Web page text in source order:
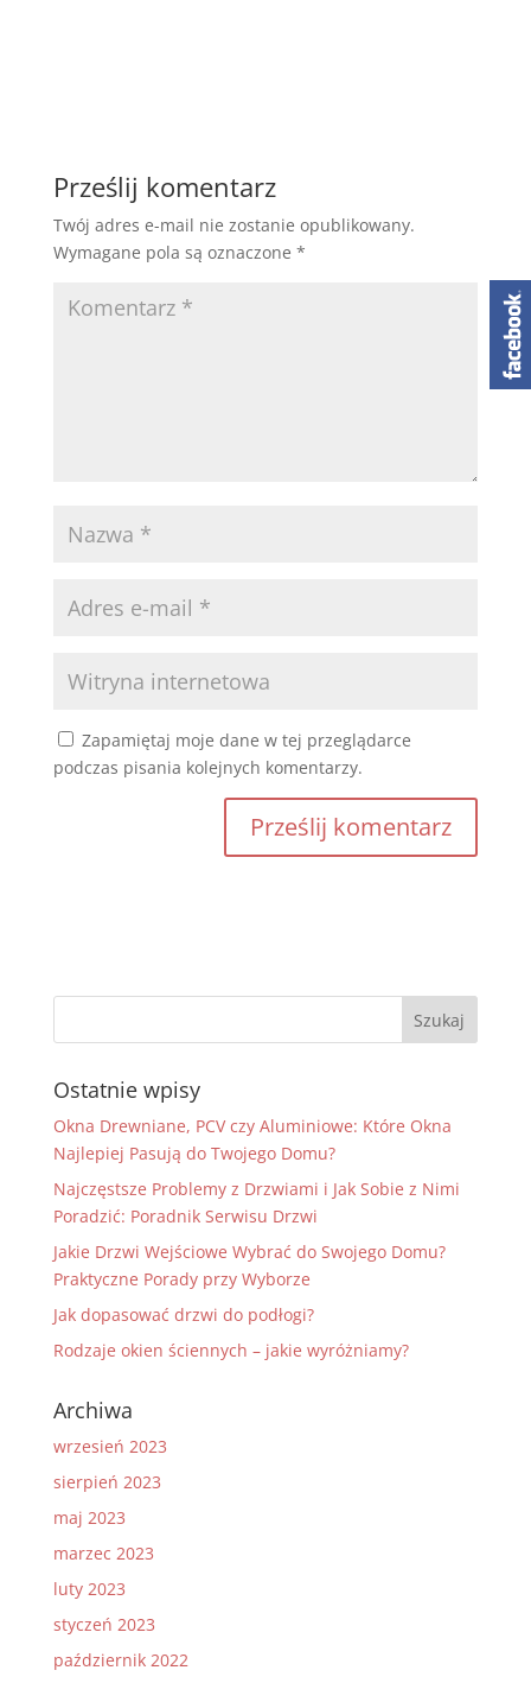
Prześlij komentarz
Twój adres e-mail nie zostanie opublikowany.
Wymagane pola są oznaczone *
Zapamiętaj moje dane w tej przeglądarce
podczas pisania kolejnych komentarzy.
Ostatnie wpisy
Okna Drewniane, PCV czy Aluminiowe: Które Okna
Najlepiej Pasują do Twojego Domu?
Najczęstsze Problemy z Drzwiami i Jak Sobie z Nimi
Poradzić: Poradnik Serwisu Drzwi
Jakie Drzwi Wejściowe Wybrać do Swojego Domu?
Praktyczne Porady przy Wyborze
Jak dopasować drzwi do podłogi?
Rodzaje okien ściennych – jakie wyróżniamy?
Archiwa
wrzesień 2023
sierpień 2023
maj 2023
marzec 2023
luty 2023
styczeń 2023
październik 2022